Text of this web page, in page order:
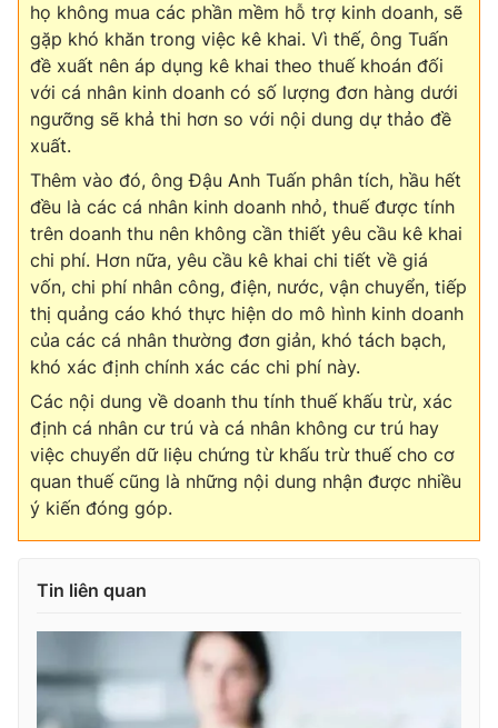
Thị trường 24h Tấm lòng Việt
VTV4 Vươn mình bằng AI
VTV9
Liên hệ tòa soạn English
THỜI BÁO VTV
Theo dõi báo trên
Cơ quan chủ quản:Đài Truyền hình Việt Nam
Cơ quan báo chí:Thời báo VTV
cấp ngày 29/12/2023
Nguyễn Thị Mỹ Hạnh, Phạm Quốc Thắng,
Nguyễn Trọng Ninh
Tổng đài VTV: 024.38 355 931 - 024.38 355 932
họ không mua các phần mềm hỗ trợ kinh doanh, sẽ
gặp khó khăn trong việc kê khai. Vì thế, ông Tuấn
đề xuất nên áp dụng kê khai theo thuế khoán đối
với cá nhân kinh doanh có số lượng đơn hàng dưới
ngưỡng sẽ khả thi hơn so với nội dung dự thảo đề
xuất.
Thêm vào đó, ông Đậu Anh Tuấn phân tích, hầu hết
đều là các cá nhân kinh doanh nhỏ, thuế được tính
trên doanh thu nên không cần thiết yêu cầu kê khai
chi phí. Hơn nữa, yêu cầu kê khai chi tiết về giá
vốn, chi phí nhân công, điện, nước, vận chuyển, tiếp
thị quảng cáo khó thực hiện do mô hình kinh doanh
của các cá nhân thường đơn giản, khó tách bạch,
khó xác định chính xác các chi phí này.
Các nội dung về doanh thu tính thuế khấu trừ, xác
định cá nhân cư trú và cá nhân không cư trú hay
việc chuyển dữ liệu chứng từ khấu trừ thuế cho cơ
quan thuế cũng là những nội dung nhận được nhiều
ý kiến đóng góp.
Tin liên quan